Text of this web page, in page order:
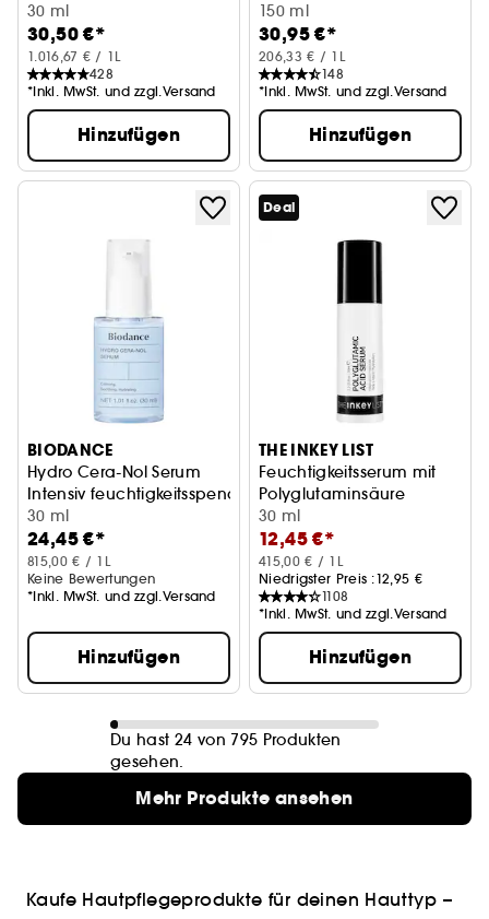
30 ml
30,50 €*
1.016,67 € / 1L
428
*Inkl. MwSt. und zzgl.Versand
Hinzufügen
150 ml
30,95 €*
206,33 € / 1L
148
*Inkl. MwSt. und zzgl.Versand
Hinzufügen
BIODANCE
Hydro Cera-Nol Serum
Intensiv feuchtigkeitsspendendes und schützendes Serum
30 ml
24,45 €*
815,00 € / 1L
Keine Bewertungen
*Inkl. MwSt. und zzgl.Versand
Hinzufügen
Deal
THE INKEY LIST
Feuchtigkeitsserum mit
Polyglutaminsäure
30 ml
12,45 €*
415,00 € / 1L
Niedrigster Preis :12,95 €
1108
*Inkl. MwSt. und zzgl.Versand
Hinzufügen
Du hast 24 von 795 Produkten
gesehen.
Mehr Produkte ansehen
Kaufe Hautpflegeprodukte für deinen Hauttyp –